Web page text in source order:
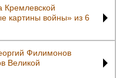
Кремлевской
картины войны» из 6
Филимонов
Великой